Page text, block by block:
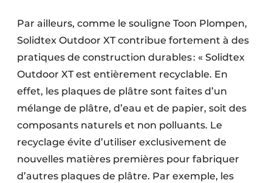
Par ailleurs, comme le souligne Toon Plompen,
Solidtex Outdoor XT contribue fortement à des
pratiques de construction durables : « Solidtex
Outdoor XT est entièrement recyclable. En
effet, les plaques de plâtre sont faites d’un
mélange de plâtre, d’eau et de papier, soit des
composants naturels et non polluants. Le
recyclage évite d’utiliser exclusivement de
nouvelles matières premières pour fabriquer
d’autres plaques de plâtre. Par exemple, les